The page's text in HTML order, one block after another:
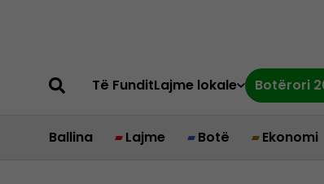
Të FunditLajme lokale Botërori
Ballina Lajme Botë Ekonomi